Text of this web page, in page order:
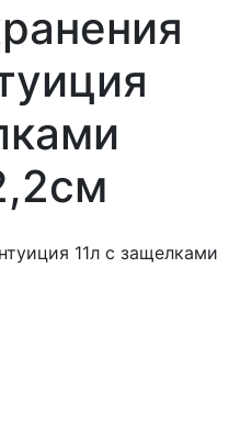
11л с защелками